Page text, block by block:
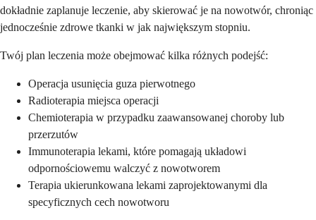
dokładnie zaplanuje leczenie, aby skierować je na nowotwór, chroniąc
jednocześnie zdrowe tkanki w jak największym stopniu.
Twój plan leczenia może obejmować kilka różnych podejść:
Operacja usunięcia guza pierwotnego
Radioterapia miejsca operacji
Chemioterapia w przypadku zaawansowanej choroby lub
przerzutów
Immunoterapia lekami, które pomagają układowi
odpornościowemu walczyć z nowotworem
Terapia ukierunkowana lekami zaprojektowanymi dla
specyficznych cech nowotworu